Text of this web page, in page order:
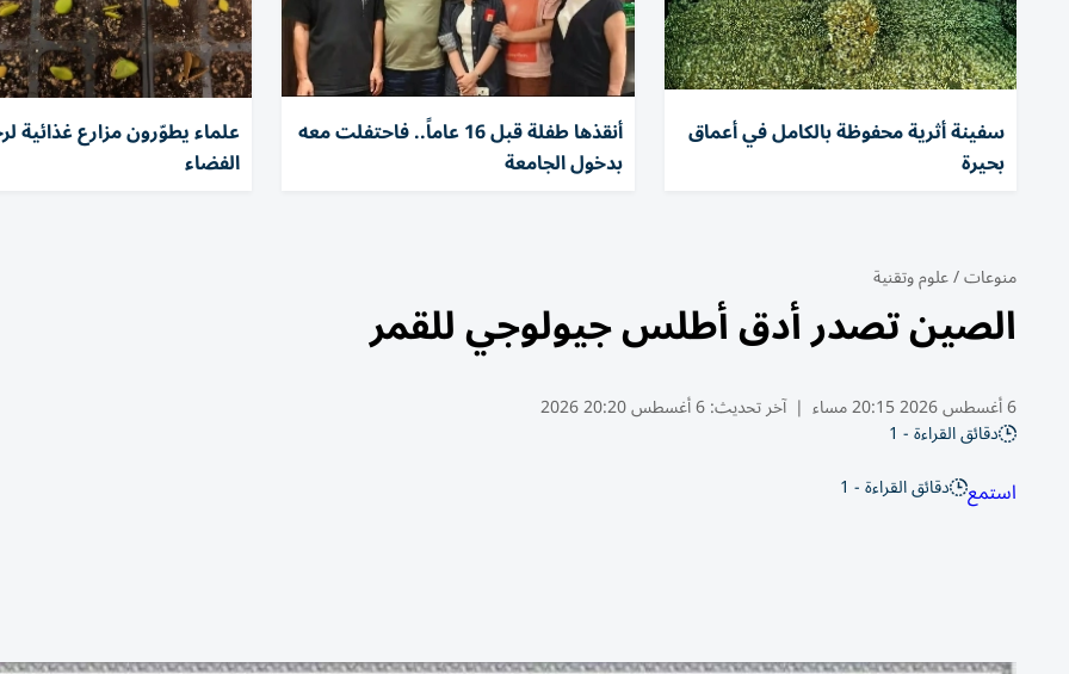
سفينة أثرية محفوظة بالكامل في أعماق
بحيرة
أنقذها طفلة قبل 16 عاماً.. فاحتفلت معه
بدخول الجامعة
علماء يطوّرون مزارع غذائية
الفضاء
منوعات/علوم وتقنية
الصين تصدر أدق أطلس جيولوجي للقمر
6 أغسطس 2026 20:15 مساء | آخر تحديث:6 أغسطس 20:20 2026
دقائق القراءة - 1
استمع دقائق القراءة - 1